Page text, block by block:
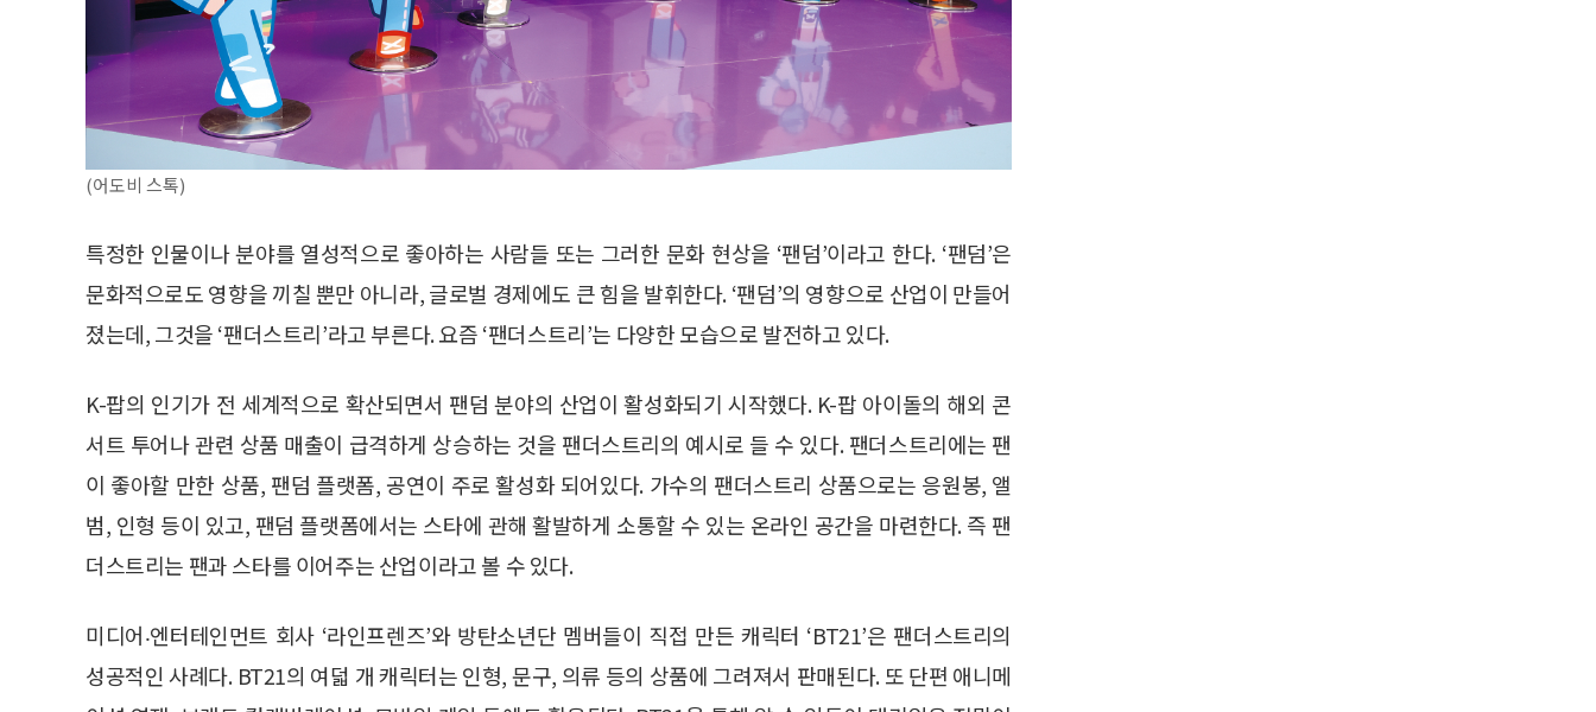
(어도비 스톡)
특정한 인물이나 분야를 열성적으로 좋아하는 사람들 또는 그러한 문화 현상을 ‘팬덤’이라고 한다. ‘팬덤’은
문화적으로도 영향을 끼칠 뿐만 아니라, 글로벌 경제에도 큰 힘을 발휘한다. ‘팬덤’의 영향으로 산업이 만들어
졌는데, 그것을 ‘팬더스트리’라고 부른다. 요즘 ‘팬더스트리’는 다양한 모습으로 발전하고 있다.
K-팝의 인기가 전 세계적으로 확산되면서 팬덤 분야의 산업이 활성화되기 시작했다. K-팝 아이돌의 해외 콘
서트 투어나 관련 상품 매출이 급격하게 상승하는 것을 팬더스트리의 예시로 들 수 있다. 팬더스트리에는 팬
이 좋아할 만한 상품, 팬덤 플랫폼, 공연이 주로 활성화 되어있다. 가수의 팬더스트리 상품으로는 응원봉, 앨
범, 인형 등이 있고, 팬덤 플랫폼에서는 스타에 관해 활발하게 소통할 수 있는 온라인 공간을 마련한다. 즉 팬
더스트리는 팬과 스타를 이어주는 산업이라고 볼 수 있다.
미디어‧엔터테인먼트 회사 ‘라인프렌즈’와 방탄소년단 멤버들이 직접 만든 캐릭터 ‘BT21’은 팬더스트리의
성공적인 사례다. BT21의 여덟 개 캐릭터는 인형, 문구, 의류 등의 상품에 그려져서 판매된다. 또 단편 애니메